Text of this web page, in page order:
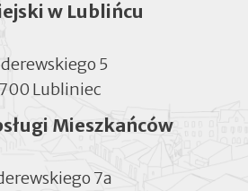
w Lublińcu
5
Lubliniec
Mieszkańców
7a